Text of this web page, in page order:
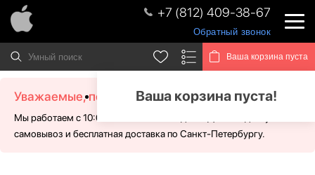
+7 (812) 409-38-67
Обратный звонок
Ваша корзина пуста
Ваша корзина пуста!
Уважаемые, посетители!
Мы работаем с 10:00 - 21:00 без выходных. Для Вас доступен
самовывоз и бесплатная доставка по Санкт-Петербургу.